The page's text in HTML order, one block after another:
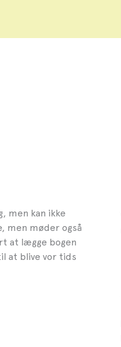
men kan ikke
men møder også
at lægge bogen
at blive vor tids